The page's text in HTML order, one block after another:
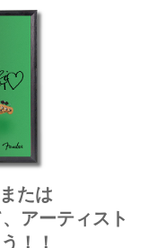
たは
アーティスト
！！